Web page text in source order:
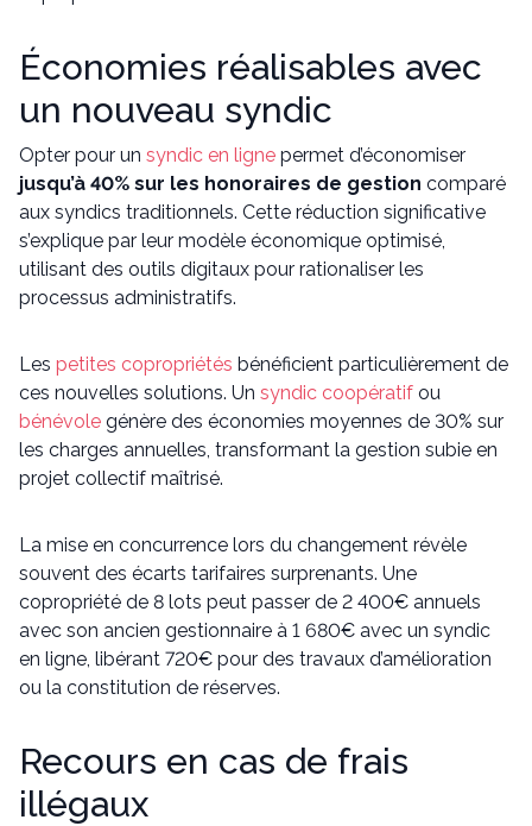
Économies réalisables avec
un nouveau syndic
Opter pour un syndic en ligne permet d’économiser
jusqu’à 40% sur les honoraires de gestion comparé
aux syndics traditionnels. Cette réduction significative
s’explique par leur modèle économique optimisé,
utilisant des outils digitaux pour rationaliser les
processus administratifs.
Les petites copropriétés bénéficient particulièrement de
ces nouvelles solutions. Un syndic coopératif ou
bénévole génère des économies moyennes de 30% sur
les charges annuelles, transformant la gestion subie en
projet collectif maîtrisé.
La mise en concurrence lors du changement révèle
souvent des écarts tarifaires surprenants. Une
copropriété de 8 lots peut passer de 2 400€ annuels
avec son ancien gestionnaire à 1 680€ avec un syndic
en ligne, libérant 720€ pour des travaux d’amélioration
ou la constitution de réserves.
Recours en cas de frais
illégaux